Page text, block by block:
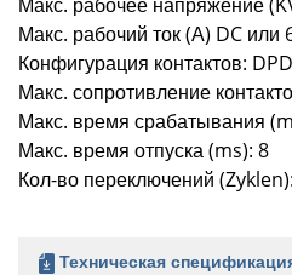
Макс. рабочий ток (А) DC или
Конфигурация контактов:
Макс. сопротивление
Макс. время срабатывания
Макс. время отпуска (ms): 8
Кол-во переключений
Техническая